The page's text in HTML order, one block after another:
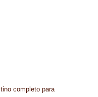
completo para